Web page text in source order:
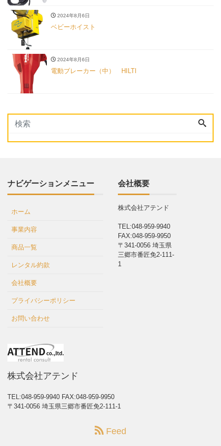
2024年8月6日
ベビーホイスト
2024年8月6日
電動ブレーカー（中） HILTI
ナビゲーションメニュー
ホーム
事業内容
商品一覧
レンタル約款
会社概要
プライバシーポリシー
お問い合わせ
会社概要
株式会社アテンド
TEL:048-959-9940
FAX:048-959-9950
〒341-0056 埼玉県
三郷市番匠免2-111-
1
株式会社アテンド
TEL:048-959-9940 FAX:048-959-9950
〒341-0056 埼玉県三郷市番匠免2-111-1
Feed